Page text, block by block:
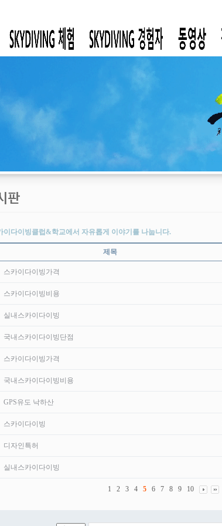
이다이빙클럽&학교에서 자유롭게 이야기를 나눕니다.
제목
스카이다이빙가격
스카이다이빙비용
실내스카이다이빙
국내스카이다이빙단점
스카이다이빙가격
국내스카이다이빙비용
GPS유도 낙하산
스카이다이빙
디자인특허
실내스카이다이빙
1 2 3 4 5 6 7 8 9 10